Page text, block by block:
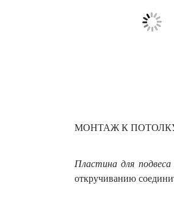
МОНТАЖ К
Пластина для
откручиванию